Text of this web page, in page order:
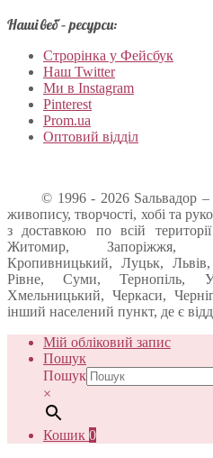
Наші веб – ресурси:
Строрінка у Фейсбук
Наш Twitter
Ми в Instagram
Pinterest
Prom.ua
Оптовий відділ
© 1996 - 2026 Sальвадор –
живопису, творчості, хобі та
з доставкою по всій
Житомир, Запоріжжя,
Кропивницький, Луцьк,
Рівне, Суми, Тернопіль,
Хмельницький, Черкаси,
інший населений пункт, де є
Мій обліковий запис
Пошук
Пошук
×
Кошик 0